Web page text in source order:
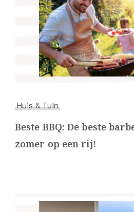
Huis & Tuin
Beste BBQ: De beste
zomer op een rij!